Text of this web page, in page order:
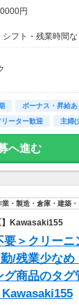
円
シフト・残業時間な
手当、休出手当、
当 など）
）※規定あり
の給与を口座受取
ン申請
可能
円まで支給 ※会
場利用OK
地の一例です。
などを伺いながら
ボーナス・昇給あ
リーター歓迎 主婦(
へ進む
業・製造・倉庫・建築・
】Kawasaki155
要＞クリー
/残業少な
商品のタ